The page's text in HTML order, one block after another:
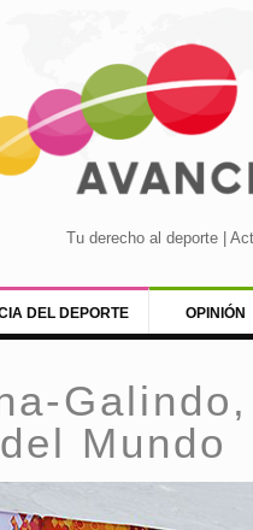
Tu derecho al deporte |
DEL DEPORTE OPINIÓN
Mundo